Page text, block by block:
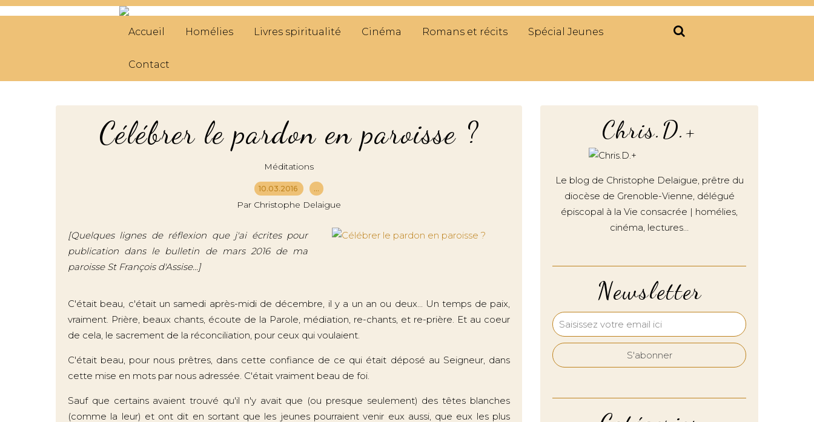
Accueil Homélies Livres spiritualité Cinéma Romans et récits Spécial Jeunes
Contact
Célébrer le pardon en paroisse ?
Méditations
10.03.2016 …
Par Christophe Delaigue
[Quelques lignes de réflexion que j'ai écrites pour
publication dans le bulletin de mars 2016 de ma
paroisse St François d'Assise...]
C'était beau, c'était un samedi après-midi de décembre, il y a un an ou deux... Un temps de paix,
vraiment. Prière, beaux chants, écoute de la Parole, médiation, re-chants, et re-prière. Et au coeur
de cela, le sacrement de la réconciliation, pour ceux qui voulaient.
C'était beau, pour nous prêtres, dans cette confiance de ce qui était déposé au Seigneur, dans
cette mise en mots par nous adressée. C'était vraiment beau de foi.
Sauf que certains avaient trouvé qu'il n'y avait que (ou presque seulement) des têtes blanches
(comme la leur) et ont dit en sortant que les jeunes pourraient venir eux aussi, que eux les plus
Newsletter
Chris.D.+
Le blog de Christophe Delaigue, prêtre du
diocèse de Grenoble-Vienne, délégué
épiscopal à la Vie consacrée | homélies,
cinéma, lectures…